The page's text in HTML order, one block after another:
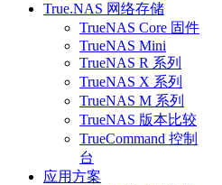
True.NAS 网络存储
TrueNAS Core 固件
TrueNAS Mini
TrueNAS R 系列
TrueNAS X 系列
TrueNAS M 系列
TrueNAS 版本比较
TrueCommand 控制
台
应用方案